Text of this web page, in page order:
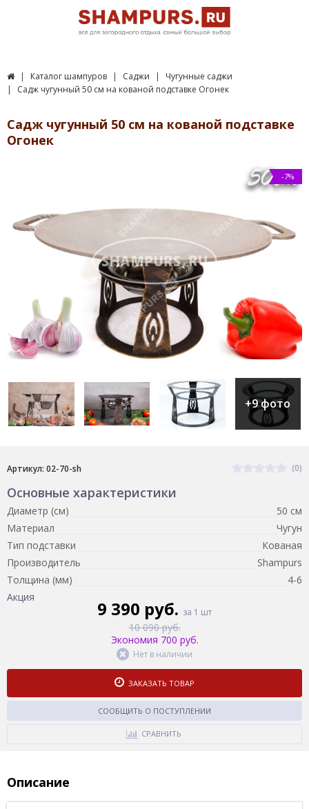
Каталог шампуров Саджи
Чугунные саджи
Садж чугунный 50 см на кованой подставке Огонек
Садж чугунный 50 см на кованой подставке
Огонек
-7%
+9 фото
Артикул: 02-70-sh (0)
Основные характеристики
Диаметр (см)
50 см
Материал
Чугун
Тип подставки
Кованая
Производитель
Shampurs
Толщина (мм)
4-6
Акция
9 390 руб. за 1 шт
10 090 руб.
Экономия 700 руб.
Нет в наличии
ЗАКАЗАТЬ ТОВАР
СООБЩИТЬ О ПОСТУПЛЕНИИ
СРАВНИТЬ
Описание